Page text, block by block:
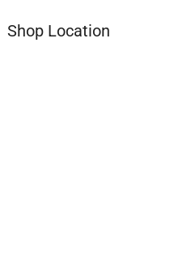
Shop Location